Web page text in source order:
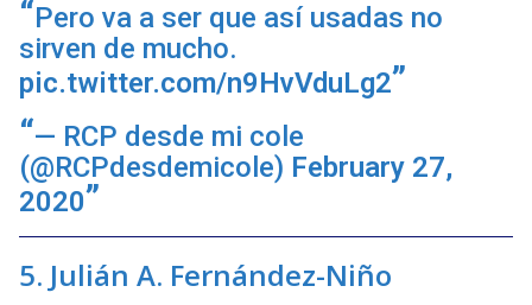
Pero va a ser que así usadas no
sirven de mucho.
pic.twitter.com/n9HvVduLg2
— RCP desde mi cole
(@RCPdesdemicole) February 27,
2020
5. Julián A. Fernández-Niño